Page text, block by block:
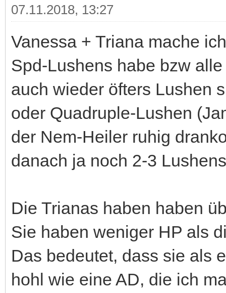
07.11.2018, 13:27
Vanessa + Triana mache
Spd-Lushens habe bzw
auch wieder öfters Lushen
oder Quadruple-Lushen
der Nem-Heiler ruhig
danach ja noch 2-3
Die Trianas haben haben
Sie haben weniger HP als
Das bedeutet, dass sie als
hohl wie eine AD, die ich